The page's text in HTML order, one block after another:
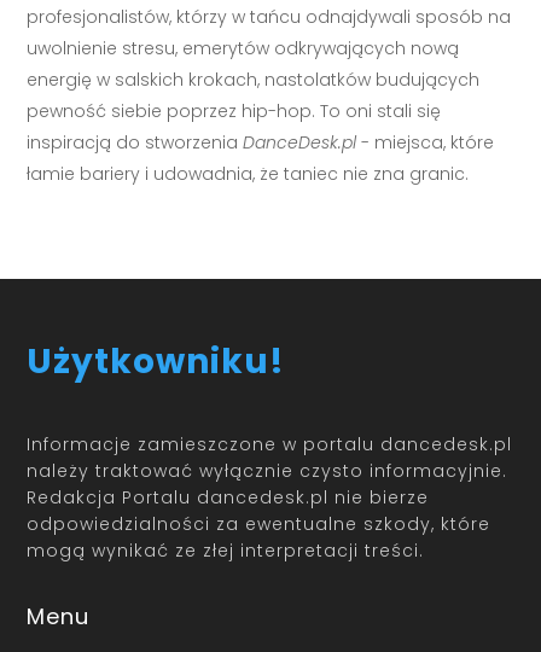
profesjonalistów, którzy w tańcu odnajdywali sposób na
uwolnienie stresu, emerytów odkrywających nową
energię w salskich krokach, nastolatków budujących
pewność siebie poprzez hip-hop. To oni stali się
inspiracją do stworzeniaDanceDesk.pl - miejsca, które
łamie bariery i udowadnia, że taniec nie zna granic.
Użytkowniku!
Informacje zamieszczone w portalu dancedesk.pl
należy traktować wyłącznie czysto informacyjnie.
Redakcja Portalu dancedesk.pl nie bierze
odpowiedzialności za ewentualne szkody, które
mogą wynikać ze złej interpretacji treści.
Menu